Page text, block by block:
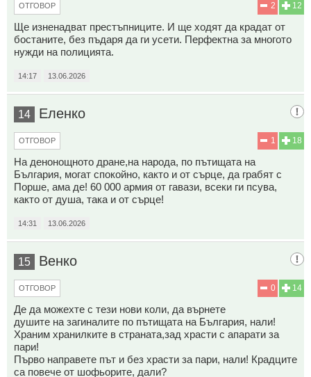
12
2
ОТГОВОР
Ще изненадват престъпниците. И ще ходят да крадат от
бостаните, без пъдаря да ги усети. Перфектна за многото
нужди на полицията.
14:17 13.06.2026
14 Еленко
18
1
ОТГОВОР
На денонощното дране,на народа, по пътищата на
България, могат спокойно, както и от сърце, да грабят с
Порше, ама де! 60 000 армия от гавази, всеки ги псува,
както от душа, така и от сърце!
14:31 13.06.2026
15 Венко
14
0
ОТГОВОР
Де да можехте с тези нови коли, да върнете
душите на загиналите по пътищата на България, нали!
Храним хранилките в страната,зад храсти с апарати за
пари!
Първо направете път и без храсти за пари, нали! Крадците
са повече от шофьорите, дали?